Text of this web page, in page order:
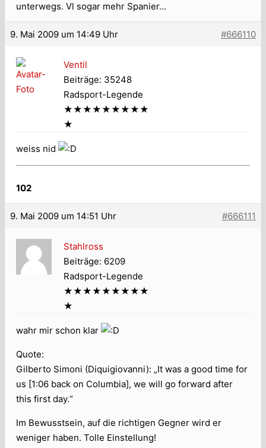
unterwegs. Vl sogar mehr Spanier…
9. Mai 2009 um 14:49 Uhr #666110
Ventil
Beiträge: 35248
Radsport-Legende
★★★★★★★★★
★
weiss nid
102
9. Mai 2009 um 14:51 Uhr #666111
Stahlross
Beiträge: 6209
Radsport-Legende
★★★★★★★★★
★
wahr mir schon klar
Quote:
Gilberto Simoni (Diquigiovanni): „It was a good time for
us [1:06 back on Columbia], we will go forward after
this first day.“
Im Bewusstsein, auf die richtigen Gegner wird er
weniger haben. Tolle Einstellung!